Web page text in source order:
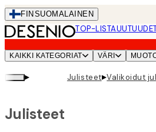
Skip
to
main
content.
FIN SUOMALAINEN
TOP-LISTA
KAIKKI KATEGORIAT VÄRI
▸ Julisteet▸Valikoidut
Julisteet